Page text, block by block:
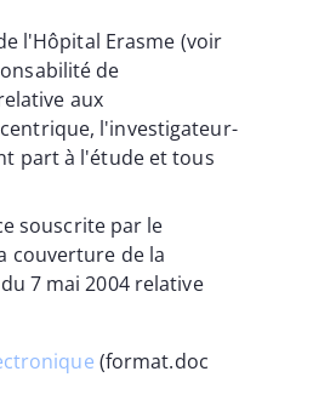
l'Hôpital Erasme (voir
de
aux
l'investigateur-
part à l'étude et tous
souscrite par le
couverture de la
7 mai 2004 relative
(format.doc